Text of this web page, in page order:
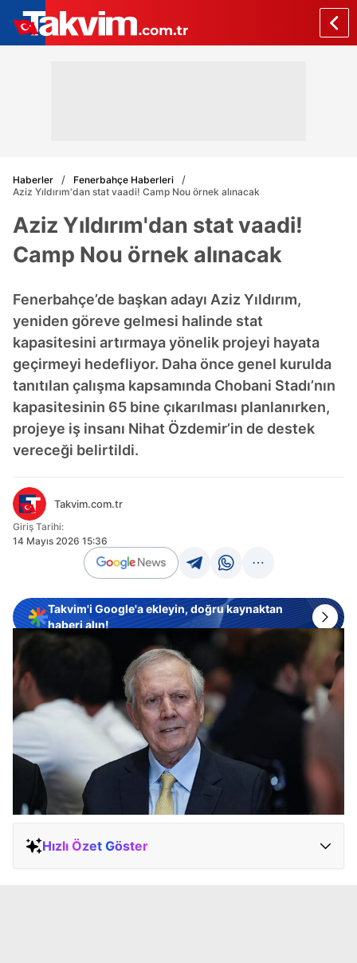
Haberler
Fenerbahçe Haberleri
Aziz Yıldırım'dan stat vaadi! Camp Nou örnek alınacak
Aziz Yıldırım'dan stat vaadi!
Camp Nou örnek alınacak
Fenerbahçe’de başkan adayı Aziz Yıldırım,
yeniden göreve gelmesi halinde stat
kapasitesini artırmaya yönelik projeyi hayata
geçirmeyi hedefliyor. Daha önce genel kurulda
tanıtılan çalışma kapsamında Chobani Stadı’nın
kapasitesinin 65 bine çıkarılması planlanırken,
projeye iş insanı Nihat Özdemir’in de destek
vereceği belirtildi.
Takvim.com.tr
Giriş Tarihi:
14 Mayıs 2026 15:36
Takvim'i Google'a ekleyin, doğru kaynaktan
haberi alın!
Hızlı Özet Göster